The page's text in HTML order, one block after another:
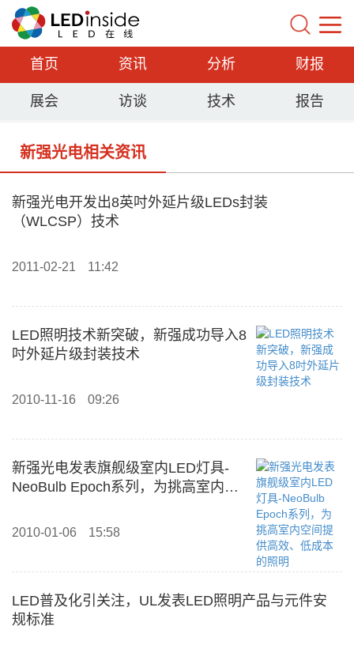
首页 资讯 分析 财报
展会 访谈 技术 报告
新强光电相关资讯
新强光电开发出8英吋外延片级LEDs封装
（WLCSP）技术
2011-02-21 11:42
LED照明技术新突破，新强成功导入8
吋外延片级封装技术
2010-11-16 09:26
新强光电发表旗舰级室内LED灯具-
NeoBulb Epoch系列，为挑高室内空
2010-01-06 15:58
LED普及化引关注，UL发表LED照明产品与元件安
规标准